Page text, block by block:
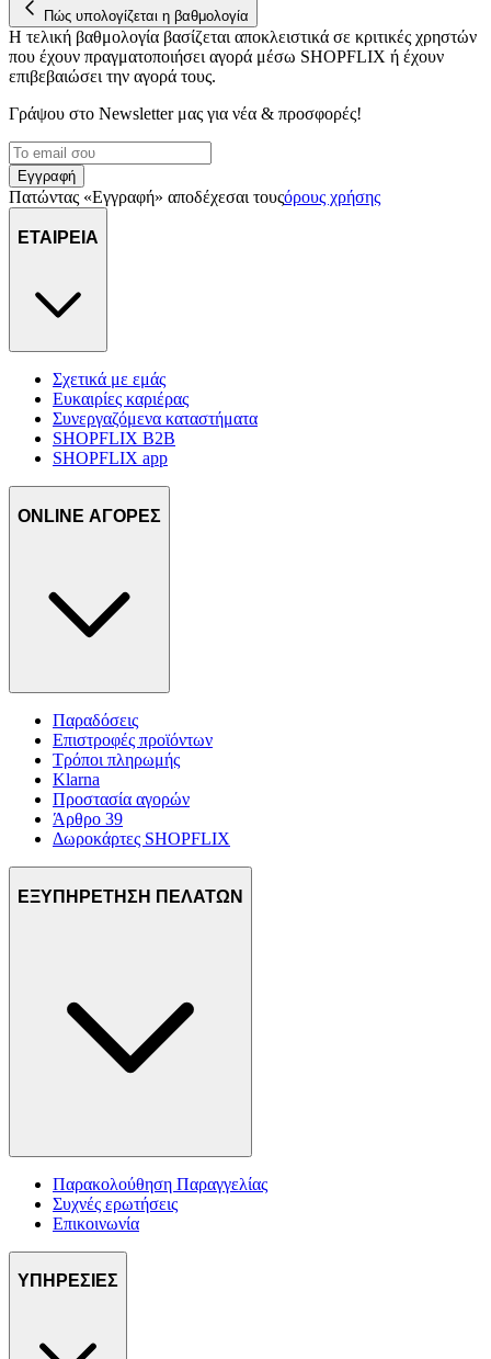
στη συσκευή σας, με σκοπό την προβολή εξατομικευμένων
διαφημίσεων και περιεχομένου, τις μετρήσεις σχετικά με
διαφημίσεις και περιεχόμενο, την καλύτερη εικόνα του κοινού
μας και την ανάπτυξη προϊόντων. Επίσης, κοινοποιούμε
τοποθεσίας μας στους συνεργάτες μέσων κοινωνικής
δικτύωσης, διαφημίσεων και ανάλυσης.
Πώς υπολογίζεται η βαθμολογία
Η τελική βαθμολογία βασίζεται αποκλειστικά σε κριτικές χρηστών
που έχουν πραγματοποιήσει αγορά μέσω SHOPFLIX ή έχουν
επιβεβαιώσει την αγορά τους.
Γράψου στο Νewsletter μας για νέα & προσφορές!
Εγγραφή
Πατώντας «Εγγραφή» αποδέχεσαι τουςόρους χρήσης
ΕΤΑΙΡΕΙΑ
Σχετικά με εμάς
Ευκαιρίες καριέρας
Συνεργαζόμενα καταστήματα
SHOPFLIX B2B
SHOPFLIX app
ONLINE ΑΓΟΡΕΣ
Παραδόσεις
Επιστροφές προϊόντων
Τρόποι πληρωμής
Klarna
Προστασία αγορών
Άρθρο 39
Δωροκάρτες SHOPFLIX
ΕΞΥΠΗΡΕΤΗΣΗ ΠΕΛΑΤΩΝ
Παρακολούθηση Παραγγελίας
Συχνές ερωτήσεις
Επικοινωνία
ΥΠΗΡΕΣΙΕΣ